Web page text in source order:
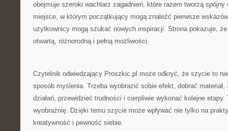
obejmuje szeroki wachlarz zagadnień, które razem tworzą
miejsce, w którym początkujący mogą znaleźć pierwsze
użytkownicy mogą szukać nowych inspiracji. Strona pokazuje,
otwartą, różnorodną i pełną możliwości.
Czytelnik odwiedzający Proszkic.pl może odkryć, że szycie to
sposób myślenia. Trzeba wyobrazić sobie efekt, dobrać materiał,
działań, przewidzieć trudności i cierpliwie wykonać kolejne
wyobraźnię. Dzięki temu szycie może wpływać nie tylko na
kreatywność i pewność siebie.